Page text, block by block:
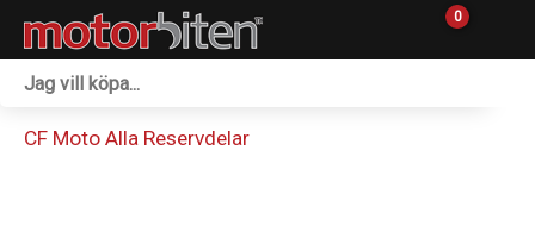
0
CF Moto Alla Reservdelar